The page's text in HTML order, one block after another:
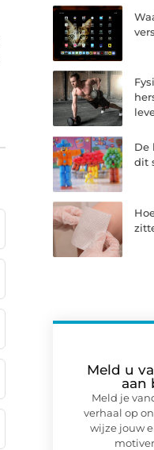
De
dit
Meld u
aan
Meld je
verhaal op
wijze jouw